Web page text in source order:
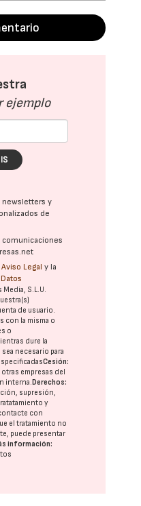
ejemplo
newsletters y
de
Aviso Legal y la
Media, S.L.U.
de usuario.
con la misma o
o
dure la
necesario para
Cesión:
otras empresas del
interna. Derechos:
supresión,
y
con
el tratamiento no
puede presentar
información: